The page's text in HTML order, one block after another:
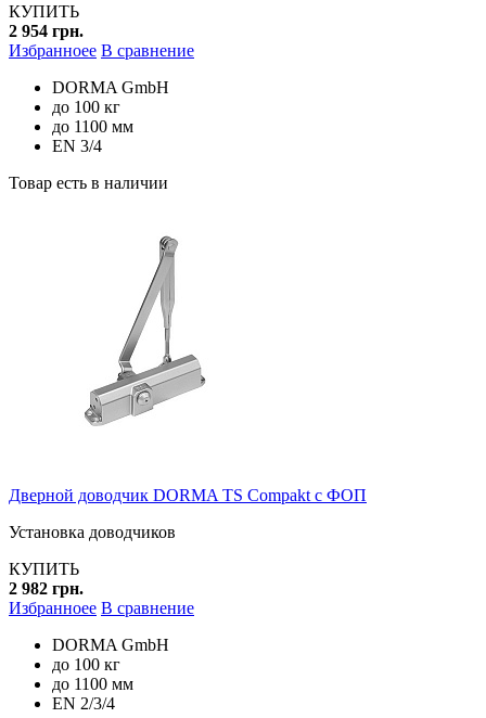
КУПИТЬ
2 954 грн.
Избранноее В сравнение
DORMA GmbH
до 100 кг
до 1100 мм
EN 3/4
Товар есть в наличии
Дверной доводчик DORMA TS Compakt с ФОП
Установка доводчиков
КУПИТЬ
2 982 грн.
Избранноее В сравнение
DORMA GmbH
до 100 кг
до 1100 мм
EN 2/3/4